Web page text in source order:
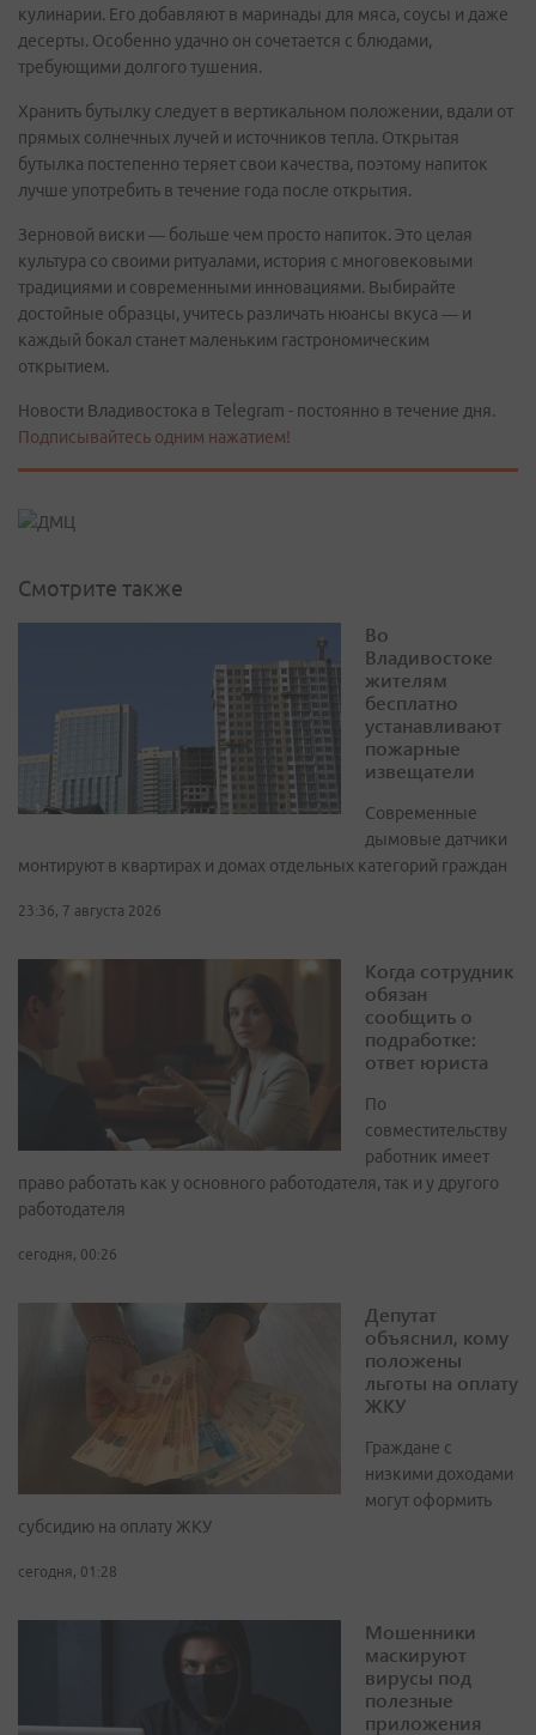
кулинарии. Его добавляют в маринады для мяса, соусы и даже
десерты. Особенно удачно он сочетается с блюдами,
требующими долгого тушения.
Хранить бутылку следует в вертикальном положении, вдали от
прямых солнечных лучей и источников тепла. Открытая
бутылка постепенно теряет свои качества, поэтому напиток
лучше употребить в течение года после открытия.
Зерновой виски — больше чем просто напиток. Это целая
культура со своими ритуалами, история с многовековыми
традициями и современными инновациями. Выбирайте
достойные образцы, учитесь различать нюансы вкуса — и
каждый бокал станет маленьким гастрономическим
открытием.
Новости Владивостока в Telegram - постоянно в течение дня.
Подписывайтесь одним нажатием!
Смотрите также
Во
Владивостоке
жителям
бесплатно
устанавливают
пожарные
извещатели
Современные
дымовые датчики
монтируют в квартирах и домах отдельных категорий граждан
23:36, 7 августа 2026
Когда сотрудник
обязан
сообщить о
подработке:
ответ юриста
По
совместительству
работник имеет
право работать как у основного работодателя, так и у другого
работодателя
сегодня, 00:26
Депутат
объяснил, кому
положены
льготы на оплату
ЖКУ
Граждане с
низкими доходами
могут оформить
субсидию на оплату ЖКУ
сегодня, 01:28
Мошенники
маскируют
вирусы под
полезные
приложения